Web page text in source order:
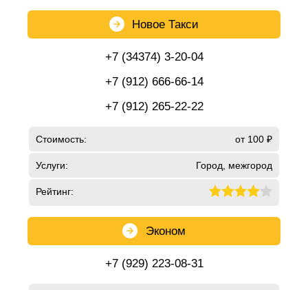
Новое Такси
+7 (34374) 3-20-04
+7 (912) 666-66-14
+7 (912) 265-22-22
Стоимость: от 100 ₽
Услуги: Город, межгород
Рейтинг:
Эконом
+7 (929) 223-08-31